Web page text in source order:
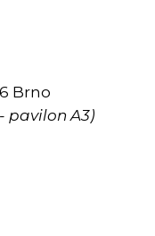
Brno
pavilon A3)